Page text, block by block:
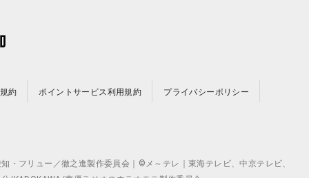
約 ポイントサービス利用規約 プライバシーポリシー
フリュー／徹之進製作委員会｜©メ～テレ｜東海テレビ、中京テレビ、